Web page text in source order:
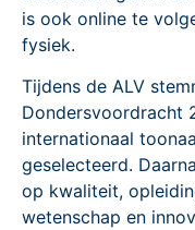
is ook online te
fysiek.
Tijdens de ALV
Dondersvoordracht
internationaal
geselecteerd.
op kwaliteit,
wetenschap en